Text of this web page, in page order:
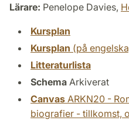
Lärare: Penelope Davies,
Kursplan
Kursplan (på
Litteraturlista
Schema Arkiverat
Canvas ARKN20 -
biografier - tillkomst,